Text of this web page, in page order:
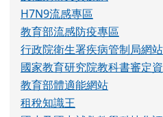
全民防衛動員站
課文本位的閱讀理解教學
行政院衛生署疾病管制局
反性別暴力資源網
H7N9流感專區
教育部流感防疫專區